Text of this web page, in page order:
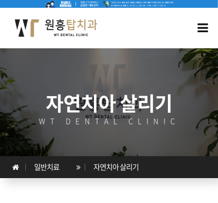
자연치아 살리기
WT DENTAL CLINIC
일반치료 자연치아 살리기